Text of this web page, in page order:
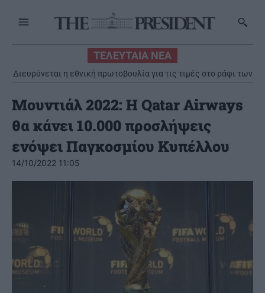
ΤΕΛΕΥΤΑΙΑ ΝΕΑ
Διευρύνεται η εθνική πρωτοβουλία για τις τιμές στο ράφι των
σούπερ μάρκετ
Μουντιάλ 2022: Η Qatar Airways
θα κάνει 10.000 προσλήψεις
ενόψει Παγκοσμίου Κυπέλλου
14/10/2022 11:05